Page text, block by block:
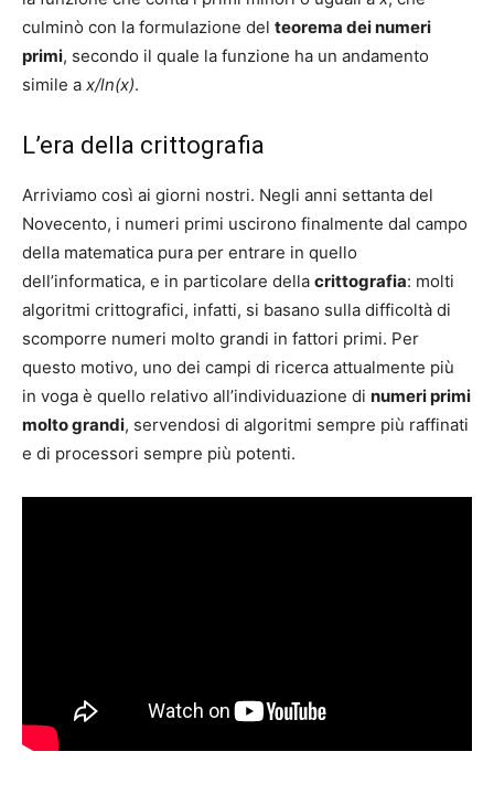
culminò con la formulazione del teorema dei numeri
primi, secondo il quale la funzione ha un andamento
simile a x/ln(x).
L’era della crittografia
Arriviamo così ai giorni nostri. Negli anni settanta del
Novecento, i numeri primi uscirono finalmente dal campo
della matematica pura per entrare in quello
dell’informatica, e in particolare della crittografia: molti
algoritmi crittografici, infatti, si basano sulla difficoltà di
scomporre numeri molto grandi in fattori primi. Per
questo motivo, uno dei campi di ricerca attualmente più
in voga è quello relativo all’individuazione di numeri primi
molto grandi, servendosi di algoritmi sempre più raffinati
e di processori sempre più potenti.